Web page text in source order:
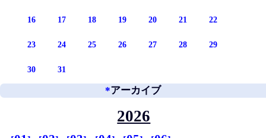
16 17 18 19 20 21 22
23 24 25 26 27 28 29
30 31
*アーカイブ
2026